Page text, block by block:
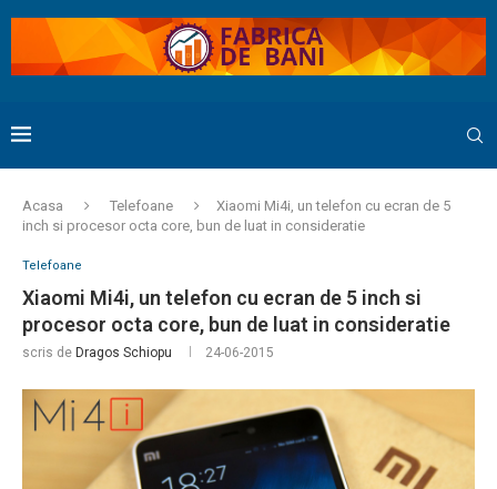
Acasa Telefoane
Xiaomi Mi4i, un telefon cu ecran de 5
inch si procesor octa core, bun de luat in consideratie
Telefoane
Xiaomi Mi4i, un telefon cu ecran de 5 inch si
procesor octa core, bun de luat in consideratie
scris de Dragos Schiopu 24-06-2015